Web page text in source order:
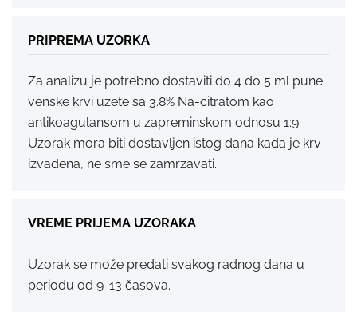
PRIPREMA UZORKA
Za analizu je potrebno dostaviti do 4 do 5 ml pune
venske krvi uzete sa 3.8% Na-citratom kao
antikoagulansom u zapreminskom odnosu 1:9.
Uzorak mora biti dostavljen istog dana kada je krv
izvađena, ne sme se zamrzavati.
VREME PRIJEMA UZORAKA
Uzorak se može predati svakog radnog dana u
periodu od 9-13 časova.